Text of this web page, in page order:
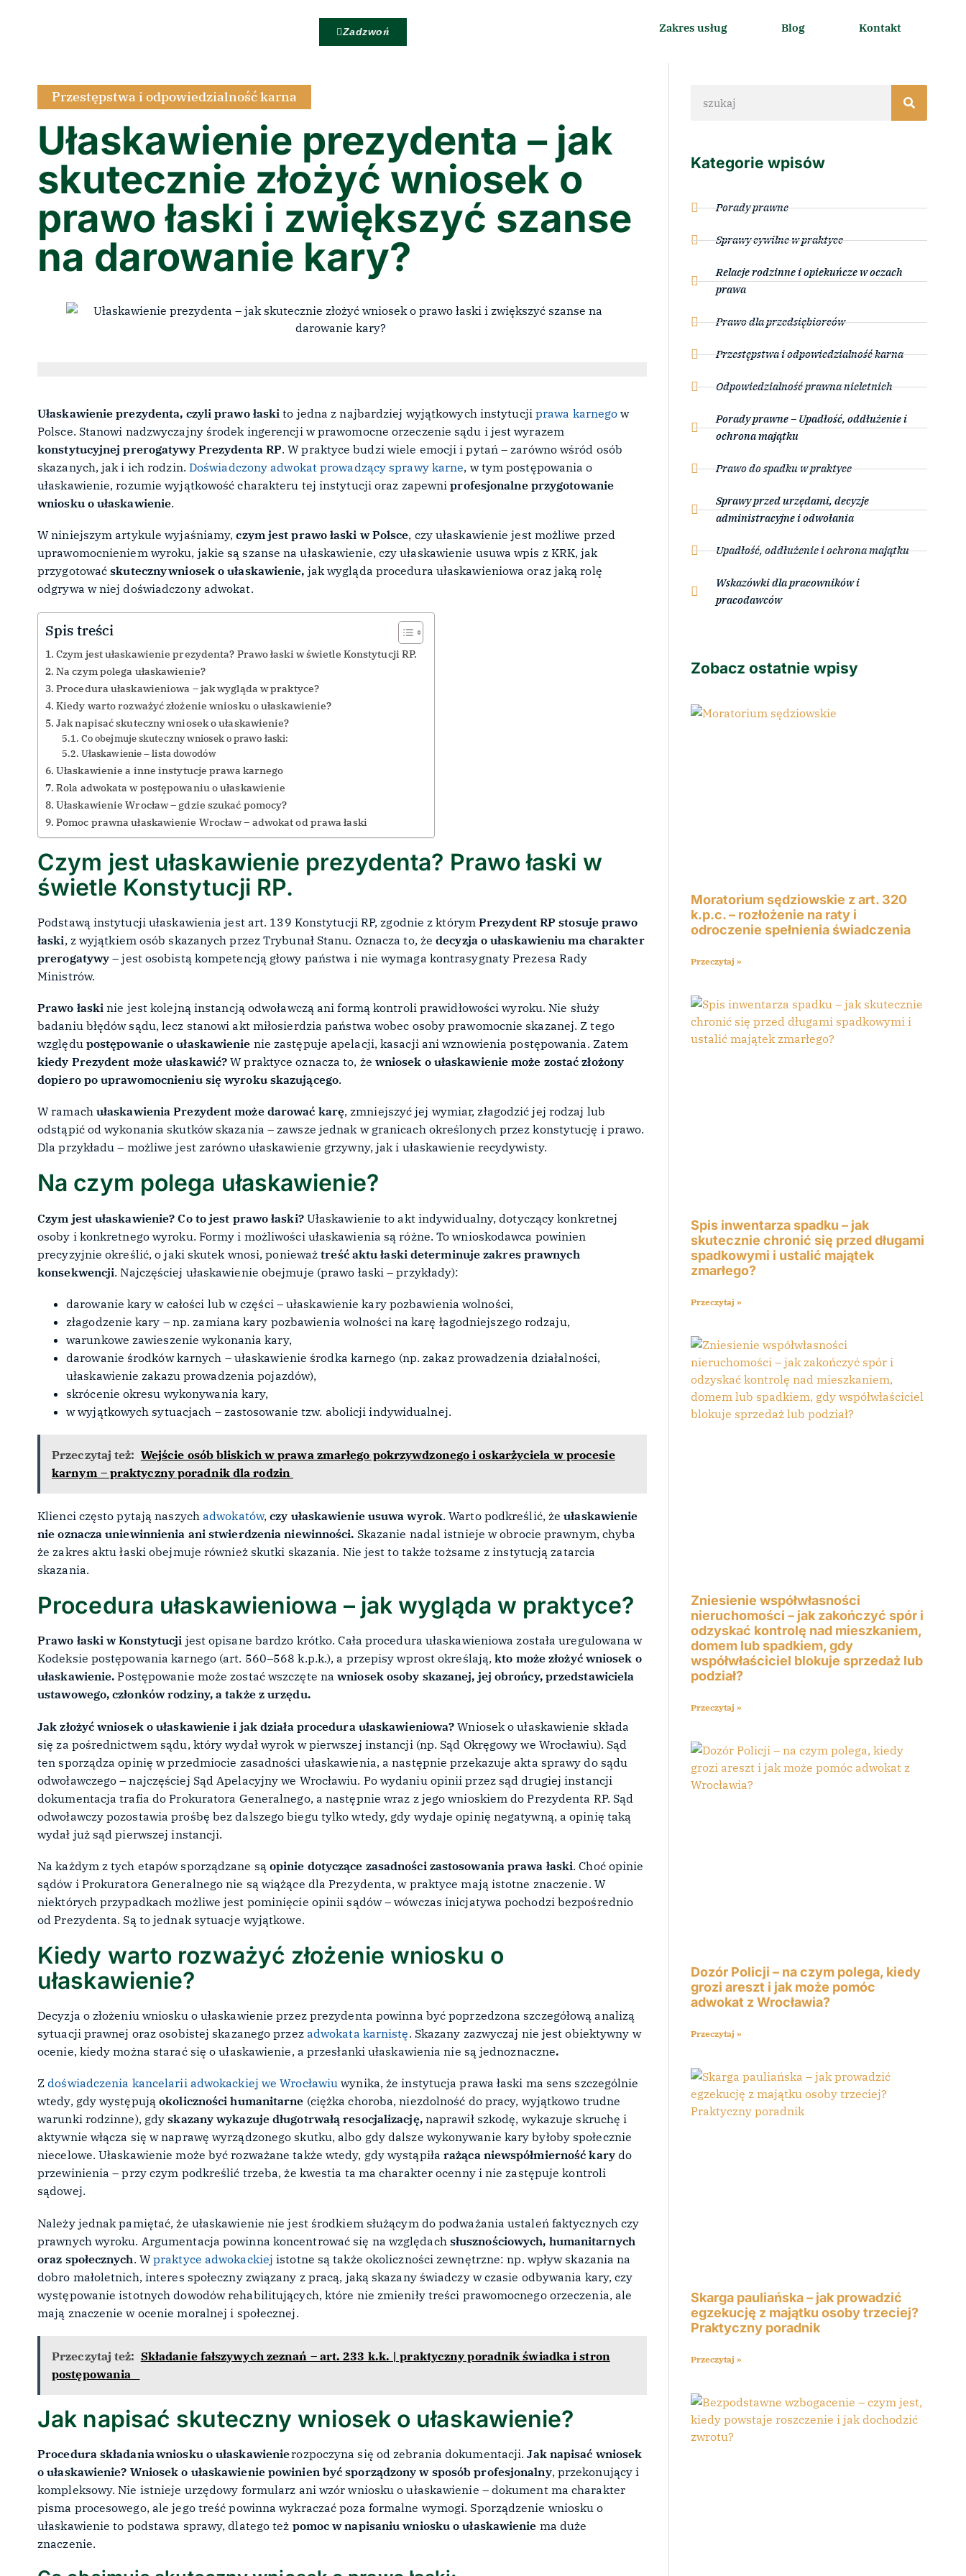
Zadzwoń Zakres usług Blog Kontakt
Przestępstwa i odpowiedzialność karna
Ułaskawienie prezydenta – jak
skutecznie złożyć wniosek o
prawo łaski i zwiększyć szanse
na darowanie kary?
Ułaskawienie prezydenta, czyli prawo łaski to jedna z najbardziej wyjątkowych instytucji prawa karnego w
Polsce. Stanowi nadzwyczajny środek ingerencji w prawomocne orzeczenie sądu i jest wyrazem
konstytucyjnej prerogatywy Prezydenta RP. W praktyce budzi wiele emocji i pytań – zarówno wśród osób
skazanych, jak i ich rodzin. Doświadczony adwokat prowadzący sprawy karne, w tym postępowania o
ułaskawienie, rozumie wyjątkowość charakteru tej instytucji oraz zapewniprofesjonalne przygotowanie
wniosku o ułaskawienie.
W niniejszym artykule wyjaśniamy,czym jest prawo łaski w Polsce, czy ułaskawienie jest możliwe przed
uprawomocnieniem wyroku, jakie są szanse na ułaskawienie, czy ułaskawienie usuwa wpis z KRK, jak
przygotowaćskuteczny wniosek o ułaskawienie, jak wygląda procedura ułaskawieniowa oraz jaką rolę
odgrywa w niej doświadczony adwokat.
Spis treści
Czym jest ułaskawienie prezydenta? Prawo łaski w świetle Konstytucji RP.
Na czym polega ułaskawienie?
Procedura ułaskawieniowa – jak wygląda w praktyce?
Kiedy warto rozważyć złożenie wniosku o ułaskawienie?
Jak napisać skuteczny wniosek o ułaskawienie?
Co obejmuje skuteczny wniosek o prawo łaski:
Ułaskawienie – lista dowodów
Ułaskawienie a inne instytucje prawa karnego
Rola adwokata w postępowaniu o ułaskawienie
Ułaskawienie Wrocław – gdzie szukać pomocy?
Pomoc prawna ułaskawienie Wrocław – adwokat od prawa łaski
Czym jest ułaskawienie prezydenta? Prawo łaski w
świetle Konstytucji RP.
Podstawą instytucji ułaskawienia jest art. 139 Konstytucji RP, zgodnie z którym Prezydent RP stosuje prawo
łaski, z wyjątkiem osób skazanych przez Trybunał Stanu. Oznacza to, żedecyzja o ułaskawieniu ma charakter
prerogatywy – jest osobistą kompetencją głowy państwa i nie wymaga kontrasygnaty Prezesa Rady
Ministrów.
Prawo łaski nie jest kolejną instancją odwoławczą ani formą kontroli prawidłowości wyroku. Nie służy
badaniu błędów sądu, lecz stanowi akt miłosierdzia państwa wobec osoby prawomocnie skazanej. Z tego
względu postępowanie o ułaskawienie nie zastępuje apelacji, kasacji ani wznowienia postępowania. Zatem
kiedy Prezydent może ułaskawić? W praktyce oznacza to, że wniosek o ułaskawienie może zostać złożony
dopiero po uprawomocnieniu się wyroku skazującego.
W ramach ułaskawienia Prezydent może darować karę, zmniejszyć jej wymiar, złagodzić jej rodzaj lub
odstąpić od wykonania skutków skazania – zawsze jednak w granicach określonych przez konstytucję i prawo.
Dla przykładu – możliwe jest zarówno ułaskawienie grzywny, jak i ułaskawienie recydywisty.
Na czym polega ułaskawienie?
Czym jest ułaskawienie? Co to jest prawo łaski?Ułaskawienie to akt indywidualny, dotyczący konkretnej
osoby i konkretnego wyroku. Formy i możliwości ułaskawienia są różne. To wnioskodawca powinien
precyzyjnie określić, o jaki skutek wnosi, ponieważtreść aktu łaski determinuje zakres prawnych
konsekwencji. Najczęściej ułaskawienie obejmuje (prawo łaski – przykłady):
darowanie kary w całości lub w części – ułaskawienie kary pozbawienia wolności,
złagodzenie kary – np. zamiana kary pozbawienia wolności na karę łagodniejszego rodzaju,
warunkowe zawieszenie wykonania kary,
darowanie środków karnych – ułaskawienie środka karnego (np. zakaz prowadzenia działalności,
ułaskawienie zakazu prowadzenia pojazdów),
skrócenie okresu wykonywania kary,
w wyjątkowych sytuacjach – zastosowanie tzw. abolicji indywidualnej.
Przeczytaj też: Wejście osób bliskich w prawa zmarłego pokrzywdzonego i oskarżyciela w procesie
karnym – praktyczny poradnik dla rodzin
Klienci często pytają naszych adwokatów,czy ułaskawienie usuwa wyrok. Warto podkreślić, że ułaskawienie
nie oznacza uniewinnienia ani stwierdzenia niewinności. Skazanie nadal istnieje w obrocie prawnym, chyba
że zakres aktu łaski obejmuje również skutki skazania. Nie jest to także tożsame z instytucją zatarcia
skazania.
Procedura ułaskawieniowa – jak wygląda w praktyce?
Prawo łaski w Konstytucji jest opisane bardzo krótko. Cała procedura ułaskawieniowa została uregulowana w
Kodeksie postępowania karnego (art. 560–568 k.p.k.), a przepisy wprost określają,kto może złożyć wniosek o
ułaskawienie. Postępowanie może zostać wszczęte nawniosek osoby skazanej, jej obrońcy, przedstawiciela
ustawowego, członków rodziny, a także z urzędu.
Jak złożyć wniosek o ułaskawienie i jak działa procedura ułaskawieniowa? Wniosek o ułaskawienie składa
się za pośrednictwem sądu, który wydał wyrok w pierwszej instancji (np. Sąd Okręgowy we Wrocławiu). Sąd
ten sporządza opinię w przedmiocie zasadności ułaskawienia, a następnie przekazuje akta sprawy do sądu
odwoławczego – najczęściej Sąd Apelacyjny we Wrocławiu. Po wydaniu opinii przez sąd drugiej instancji
dokumentacja trafia do Prokuratora Generalnego, a następnie wraz z jego wnioskiem do Prezydenta RP. Sąd
odwoławczy pozostawia prośbę bez dalszego biegu tylko wtedy, gdy wydaje opinię negatywną, a opinię taką
wydał już sąd pierwszej instancji.
Na każdym z tych etapów sporządzane są opinie dotyczące zasadności zastosowania prawa łaski. Choć opinie
sądów i Prokuratora Generalnego nie są wiążące dla Prezydenta, w praktyce mają istotne znaczenie. W
niektórych przypadkach możliwe jest pominięcie opinii sądów – wówczas inicjatywa pochodzi bezpośrednio
od Prezydenta. Są to jednak sytuacje wyjątkowe.
Kiedy warto rozważyć złożenie wniosku o
ułaskawienie?
Decyzja o złożeniu wniosku o ułaskawienie przez prezydenta powinna być poprzedzona szczegółową analizą
sytuacji prawnej oraz osobistej skazanego przez adwokata karnistę. Skazany zazwyczaj nie jest obiektywny w
ocenie, kiedy można starać się o ułaskawienie, a przesłanki ułaskawienia nie są jednoznaczne.
Zdoświadczenia kancelarii adwokackiej we Wrocławiu wynika, że instytucja prawa łaski ma sens szczególnie
wtedy, gdy występująokoliczności humanitarne (ciężka choroba, niezdolność do pracy, wyjątkowo trudne
warunki rodzinne), gdyskazany wykazuje długotrwałą resocjalizację,naprawił szkodę, wykazuje skruchę i
aktywnie włącza się w naprawę wyrządzonego skutku, albo gdy dalsze wykonywanie kary byłoby społecznie
niecelowe. Ułaskawienie może być rozważane także wtedy, gdy wystąpiła rażąca niewspółmierność karydo
przewinienia – przy czym podkreślić trzeba, że kwestia ta ma charakter ocenny i nie zastępuje kontroli
sądowej.
Należy jednak pamiętać, że ułaskawienie nie jest środkiem służącym do podważania ustaleń faktycznych czy
prawnych wyroku. Argumentacja powinna koncentrować się na względach słusznościowych, humanitarnych
oraz społecznych. Wpraktyce adwokackiej istotne są także okoliczności zewnętrzne: np. wpływ skazania na
dobro małoletnich, interes społeczny związany z pracą, jaką skazany świadczy w czasie odbywania kary, czy
występowanie istotnych dowodów rehabilitujących, które nie zmieniły treści prawomocnego orzeczenia, ale
mają znaczenie w ocenie moralnej i społecznej.
Przeczytaj też: Składanie fałszywych zeznań – art. 233 k.k. | praktyczny poradnik świadka i stron
postępowania
Jak napisać skuteczny wniosek o ułaskawienie?
Procedura składania wniosku o ułaskawienierozpoczyna się od zebrania dokumentacji.Jak napisać wniosek
o ułaskawienie? Wniosek o ułaskawienie powinien być sporządzony w sposób profesjonalny, przekonujący i
kompleksowy. Nie istnieje urzędowy formularz ani wzór wniosku o ułaskawienie – dokument ma charakter
pisma procesowego, ale jego treść powinna wykraczać poza formalne wymogi. Sporządzenie wniosku o
ułaskawienie to podstawa sprawy, dlatego też pomoc w napisaniu wniosku o ułaskawienie ma duże
znaczenie.
Kategorie wpisów
Porady prawne
Sprawy cywilne w praktyce
Relacje rodzinne i opiekuńcze w oczach
prawa
Prawo dla przedsiębiorców
Przestępstwa i odpowiedzialność karna
Odpowiedzialność prawna nieletnich
Porady prawne – Upadłość, oddłużenie i
ochrona majątku
Prawo do spadku w praktyce
Sprawy przed urzędami, decyzje
administracyjne i odwołania
Upadłość, oddłużenie i ochrona majątku
Wskazówki dla pracowników i
pracodawców
Zobacz ostatnie wpisy
Moratorium sędziowskie z art. 320
k.p.c. – rozłożenie na raty i
odroczenie spełnienia świadczenia
Przeczytaj »
Spis inwentarza spadku – jak
skutecznie chronić się przed długami
spadkowymi i ustalić majątek
zmarłego?
Przeczytaj »
Zniesienie współwłasności
nieruchomości – jak zakończyć spór i
odzyskać kontrolę nad mieszkaniem,
domem lub spadkiem, gdy
współwłaściciel blokuje sprzedaż lub
podział?
Przeczytaj »
Dozór Policji – na czym polega, kiedy
grozi areszt i jak może pomóc
adwokat z Wrocławia?
Przeczytaj »
Skarga pauliańska – jak prowadzić
egzekucję z majątku osoby trzeciej?
Praktyczny poradnik
Przeczytaj »